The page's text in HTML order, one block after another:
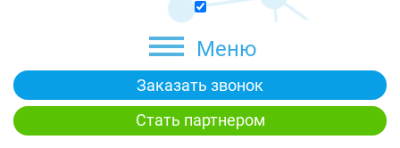
Меню
Заказать звонок
Стать партнером